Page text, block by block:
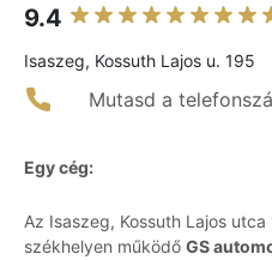
9.4
Isaszeg, Kossuth Lajos u. 195
Mutasd a
Egy cég:
Az Isaszeg, Kossuth Lajos
székhelyen működő GS